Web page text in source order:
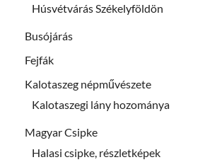
Húsvétvárás Székelyföldön
Busójárás
Fejfák
Kalotaszeg népművészete
Kalotaszegi lány hozománya
Magyar Csipke
Halasi csipke, részletképek